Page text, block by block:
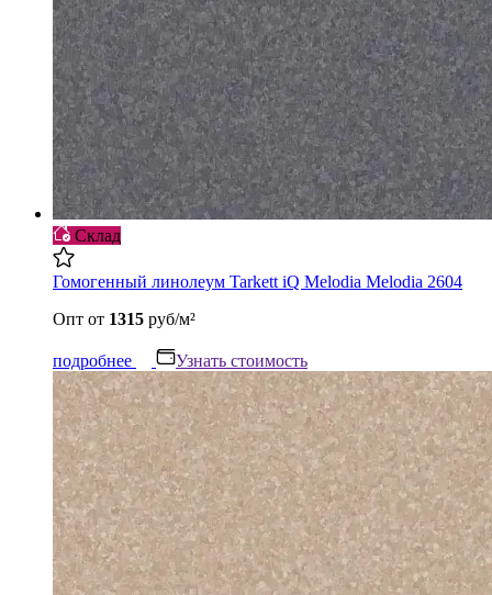
Склад
Гомогенный линолеум Tarkett iQ Melodia Melodia 2604
Опт от 1315 руб/м²
подробнее Узнать стоимость